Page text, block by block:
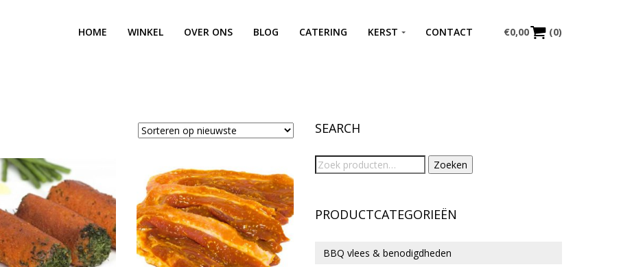
€0,00 (0)
HOME WINKEL OVER ONS BLOG CATERING KERST CONTACT
MEER INFORMATIE
Selecteer opties
MEER INFORMATIE
Selecteer opties
SEARCH
Zoeken
PRODUCTCATEGORIEËN
BBQ vlees & benodigdheden